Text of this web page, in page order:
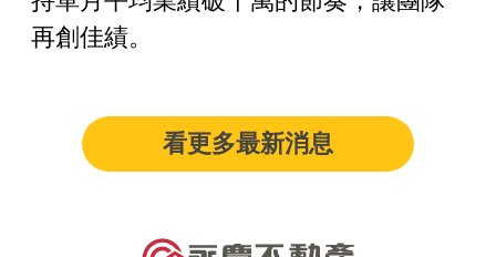
再創佳績。
看更多最新消息